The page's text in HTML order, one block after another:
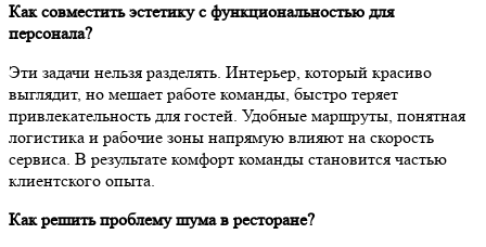
Как совместить эстетику с функциональностью для
персонала?
Эти задачи нельзя разделять. Интерьер, который красиво
выглядит, но мешает работе команды, быстро теряет
привлекательность для гостей. Удобные маршруты, понятная
логистика и рабочие зоны напрямую влияют на скорость
сервиса. В результате комфорт команды становится частью
клиентского опыта.
Как решить проблему шума в ресторане?